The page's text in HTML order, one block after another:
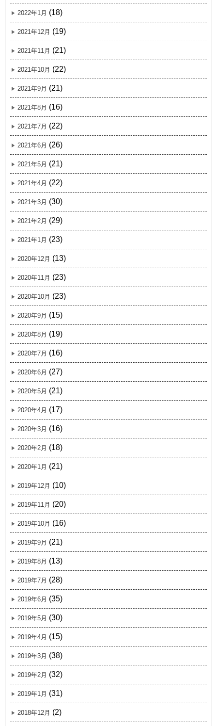
2022年1月 (18)
2021年12月 (19)
2021年11月 (21)
2021年10月 (22)
2021年9月 (21)
2021年8月 (16)
2021年7月 (22)
2021年6月 (26)
2021年5月 (21)
2021年4月 (22)
2021年3月 (30)
2021年2月 (29)
2021年1月 (23)
2020年12月 (13)
2020年11月 (23)
2020年10月 (23)
2020年9月 (15)
2020年8月 (19)
2020年7月 (16)
2020年6月 (27)
2020年5月 (21)
2020年4月 (17)
2020年3月 (16)
2020年2月 (18)
2020年1月 (21)
2019年12月 (10)
2019年11月 (20)
2019年10月 (16)
2019年9月 (21)
2019年8月 (13)
2019年7月 (28)
2019年6月 (35)
2019年5月 (30)
2019年4月 (15)
2019年3月 (38)
2019年2月 (32)
2019年1月 (31)
2018年12月 (2)